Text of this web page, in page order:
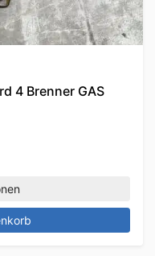
4 Brenner GAS